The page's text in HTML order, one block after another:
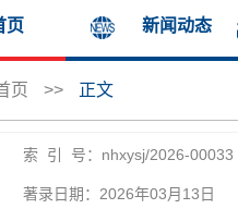
页 新闻动态
页 >> 正文
索 引 号：nhxysj/2026-00033
著录日期：2026年03月13日